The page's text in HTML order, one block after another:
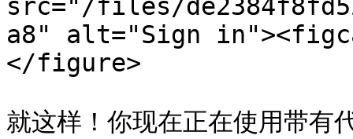
src="/files/
a8" alt="Sign
</figure>
就这样！你现在正在使用带